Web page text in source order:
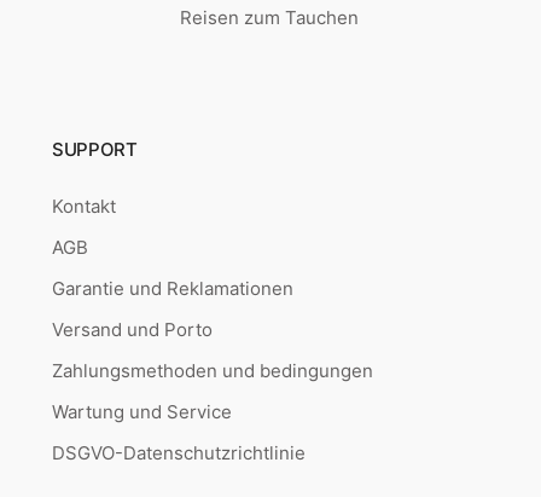
Reisen zum Tauchen
SUPPORT
Kontakt
AGB
Garantie und Reklamationen
Versand und Porto
Zahlungsmethoden und bedingungen
Wartung und Service
DSGVO-Datenschutzrichtlinie